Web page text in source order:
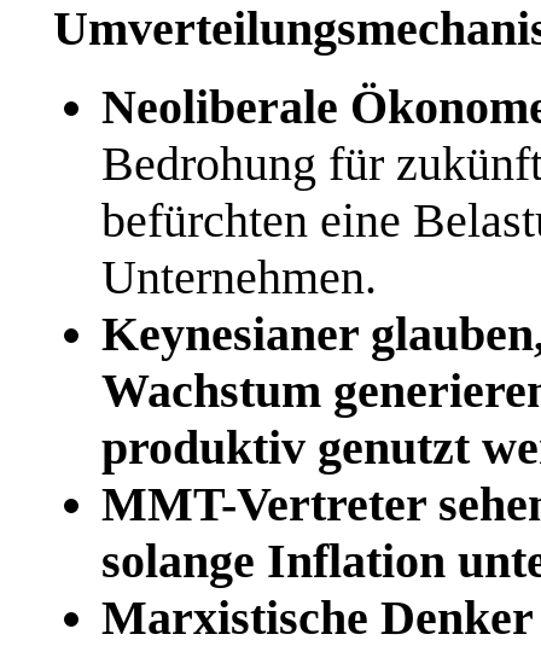
Neoliberale
Bedrohung für
befürchten eine
Unternehmen.
Keynesianer
Wachstum
produktiv genutzt
MMT-Vertreter
solange Inflation
Marxistische